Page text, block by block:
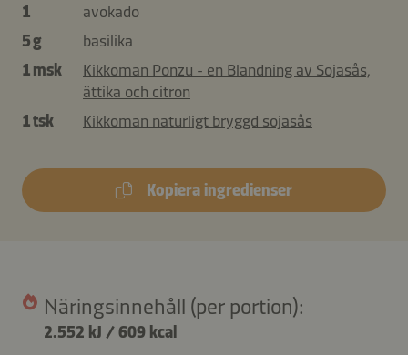
1
avokado
5 g
basilika
1 msk
Kikkoman Ponzu - en Blandning av Sojasås,
ättika och citron
1 tsk
Kikkoman naturligt bryggd sojasås
Kopiera ingredienser
Näringsinnehåll (per portion):
2.552 kJ /609 kcal